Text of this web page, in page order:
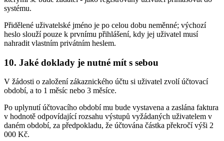
systému.
Přidělené uživatelské jméno je po celou dobu neměnné; výchozí
heslo slouží pouze k prvnímu přihlášení, kdy jej uživatel musí
nahradit vlastním privátním heslem.
10. Jaké doklady je nutné mít s sebou
V žádosti o založení zákaznického účtu si uživatel zvolí účtovací
období, a to 1 měsíc nebo 3 měsíce.
Po uplynutí účtovacího období mu bude vystavena a zaslána faktura
v hodnotě odpovídající rozsahu výstupů vyžádaných uživatelem v
daném období, za předpokladu, že účtována částka překročí výši 2
000 Kč.